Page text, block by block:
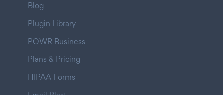
Blog
Plugin Library
POWR Business
Plans & Pricing
HIPAA Forms